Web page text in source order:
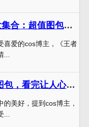
雪晴嘟嘟cos大集合：超值图包免费下载
喜爱的cos博主，《王者
雪晴嘟嘟写真图包，看完让人心生向往美好人生
的美好，提到cos博主，